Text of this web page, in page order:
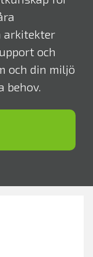
arkitekter
och
och din miljö
behov.